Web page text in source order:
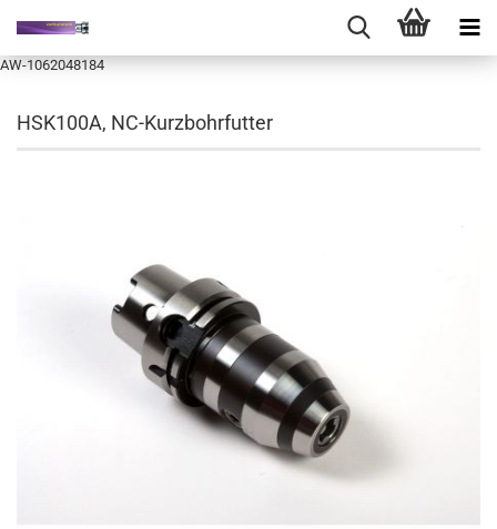
AW-1062048184
HSK100A, NC-Kurzbohrfutter